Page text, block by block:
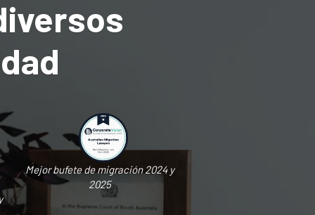
Mejor bufete de migración 2024 y
2025